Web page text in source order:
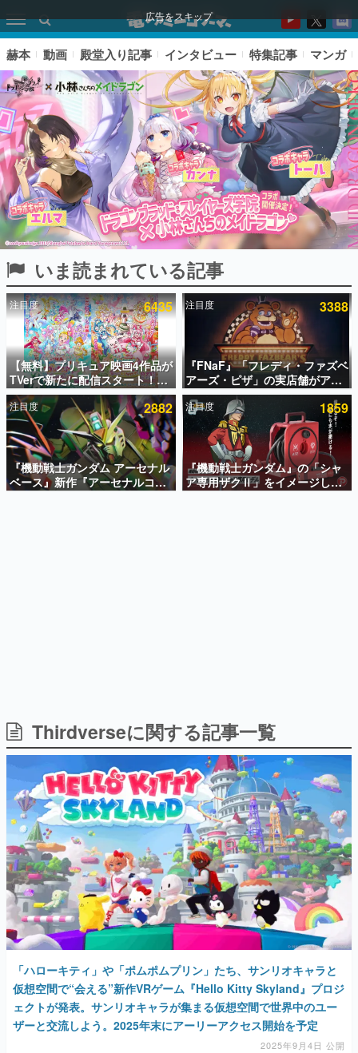
広告をスキップ
ピックアップ
電ファミのいま読まれている記事ランキング
アプリセール情報
インタビュー
連載・特集一覧
殿堂入り記事
SNS拡散数が数千以上！ ページビュー数万以上！ などな
ど。多くの人々に読まれた、電ファミ渾身の“殿堂入り”記
事をまとめました。
日本のコンテンツ産業やカルチャーに与えた影響を探る企
画です。
日本モバイルゲーム産業史
日本のモバイルゲーム史における主要なトピック・タイト
ルを網羅するほか、開発者へのインタビューや識者による
解説を掲載。約20年の歴史が一望できる決定版！
若ゲのいたり〜ゲームクリエイターの青春〜
『うつヌケ』『ペンと箸』等で知られるマンガ家・田中圭
一先生によるゲーム業界レポートマンガです。
なんでゲームは面白い？
ゲーム開発者・hamatsu氏がゲームの魅力を画面や操作の
具体的な形から解き明かしていく、硬派で骨太な評論連載
です。
「経験値」「裏技」「ラスボス」… ゲームにまつわる言葉
の起源や用法の変遷を、コンピューター文化史研究家・タ
イニーP氏が徹底調査。
カテゴリ
赫本 動画 殿堂入り記事 インタビュー 特集記事 マンガ
いま読まれている記事
注目度 6435
【無料】プリキュア映画4作品が
TVerで新たに配信スタート！な
んと2018年～2024年の映画ほぼ
すべてが見放題に、ぶっちゃけ
ありえないラインナップ
注目度 3388
『FNaF』「フレディ・ファズベ
アーズ・ピザ」の実店舗がアメ
リカの商業施設「American
Dream」に2027年オープン！
ScottGamesとの共同開発、食
事だけでなくステージショーや
没入型のホラー体験も楽しめる
注目度 2882
『機動戦士ガンダム アーセナル
ベース』新作『アーセナルコマ
ンダー』発表！8月28日からオ
注目度 1859
『機動戦士ガンダム』の「シャ
ア専用ザクⅡ」をイメージした
散水ホースリールが予約開始。
Thirdverseに関する記事一覧
「ハローキティ」や「ポムポムプリン」たち、サンリオキャラと
仮想空間で“会える”新作VRゲーム『Hello Kitty Skyland』プロジ
ェクトが発表。サンリオキャラが集まる仮想空間で世界中のユー
ザーと交流しよう。2025年末にアーリーアクセス開始を予定
2025年9月4日 公開